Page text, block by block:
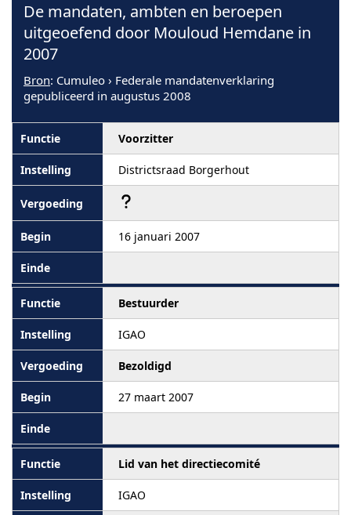
De mandaten, ambten en beroepen
uitgeoefend door Mouloud Hemdane in
2007
Bron: Cumuleo › Federale mandatenverklaring
gepubliceerd in augustus 2008
Voorzitter
Districtsraad Borgerhout
16 januari 2007
Bestuurder
IGAO
Bezoldigd
27 maart 2007
Lid van het directiecomité
IGAO